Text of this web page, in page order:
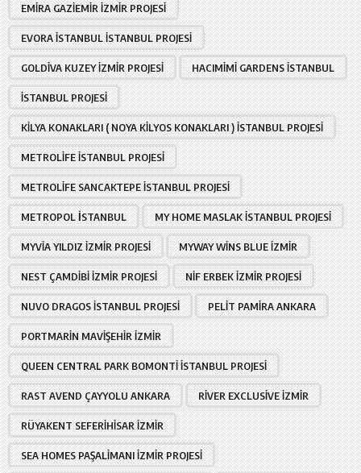
EMIRA GAZIEMIR İZMIR PROJESI
EVORA İSTANBUL İSTANBUL PROJESI
GOLDIVA KUZEY İZMIR PROJESI HACIMIMI GARDENS İSTANBUL
İSTANBUL PROJESI
KILYA KONAKLARI ( NOYA KILYOS KONAKLARI ) İSTANBUL PROJESI
METROLIFE İSTANBUL PROJESI
METROLIFE SANCAKTEPE İSTANBUL PROJESI
METROPOL İSTANBUL MY HOME MASLAK İSTANBUL PROJESI
MYVIA YILDIZ İZMIR PROJESI MYWAY WINS BLUE İZMIR
NEST ÇAMDIBI İZMIR PROJESI NIF ERBEK İZMIR PROJESI
NUVO DRAGOS İSTANBUL PROJESI PELIT PAMIRA ANKARA
PORTMARIN MAVIŞEHIR İZMIR
QUEEN CENTRAL PARK BOMONTI İSTANBUL PROJESI
RAST AVEND ÇAYYOLU ANKARA RIVER EXCLUSIVE İZMIR
RÜYAKENT SEFERIHISAR İZMIR
SEA HOMES PAŞALIMANI İZMIR PROJESI